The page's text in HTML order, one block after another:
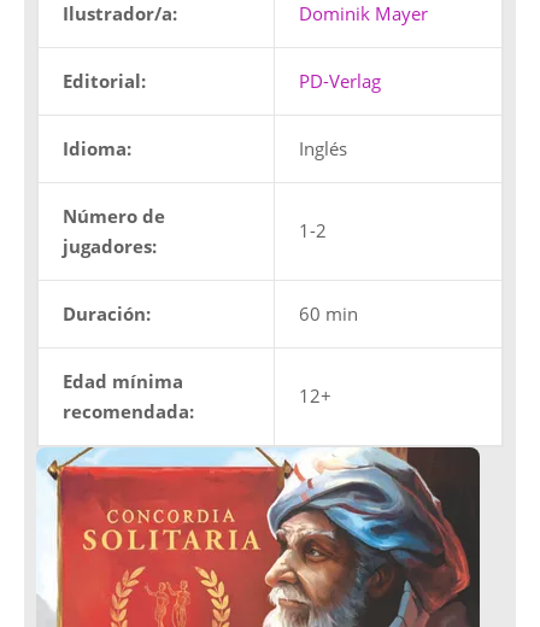
Ilustrador/a: Dominik Mayer
Editorial: PD-Verlag
Idioma: Inglés
Número de
jugadores:
1-2
Duración: 60 min
Edad mínima
recomendada:
12+